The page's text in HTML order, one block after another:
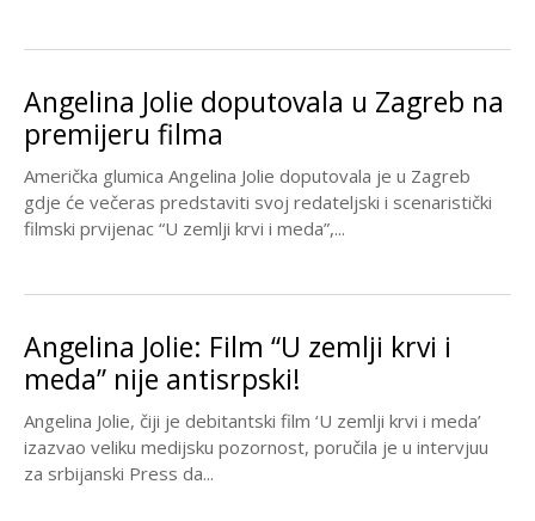
Angelina Jolie doputovala u Zagreb na
premijeru filma
Američka glumica Angelina Jolie doputovala je u Zagreb
gdje će večeras predstaviti svoj redateljski i scenaristički
filmski prvijenac “U zemlji krvi i meda”,...
Angelina Jolie: Film “U zemlji krvi i
meda” nije antisrpski!
Angelina Jolie, čiji je debitantski film ‘U zemlji krvi i meda’
izazvao veliku medijsku pozornost, poručila je u intervjuu
za srbijanski Press da...